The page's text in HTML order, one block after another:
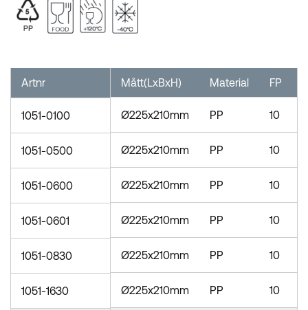
Mått(LxBxH) Material FP
Ø225x210mm PP 10
Ø225x210mm PP 10
Ø225x210mm PP 10
Ø225x210mm PP 10
Ø225x210mm PP 10
Ø225x210mm PP 10
Artnr
1051-0100
1051-0500
1051-0600
1051-0601
1051-0830
1051-1630